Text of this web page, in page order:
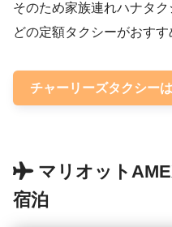
そのため家族連れハナタ
どの定額タクシーがおすす
チャーリーズタクシー
マリオット
宿泊